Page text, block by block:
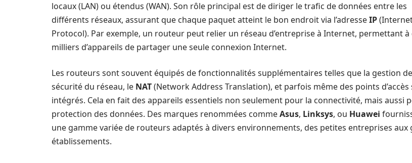
locaux (LAN) ou étendus (WAN). Son rôle principal est de diriger le trafic de données entre les
différents réseaux, assurant que chaque paquet atteint le bon endroit via l’adresseIP
Protocol). Par exemple, un routeur peut relier un réseau d’entreprise à Internet, permettant à
milliers d’appareils de partager une seule connexion Internet.
Les routeurs sont souvent équipés de fonctionnalités supplémentaires telles que la gestion
sécurité du réseau, le NAT(Network Address Translation), et parfois même des points d’accès
intégrés. Cela en fait des appareils essentiels non seulement pour la connectivité, mais aussi
protection des données. Des marques renommées commeAsus, Linksys, ou Huawei
une gamme variée de routeurs adaptés à divers environnements, des petites entreprises aux
établissements.